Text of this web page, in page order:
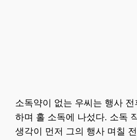
소독약이 없는 우씨는 행사
하며 홀 소독에 나섰다. 소독
생각이 먼저 그의 행사 며칠